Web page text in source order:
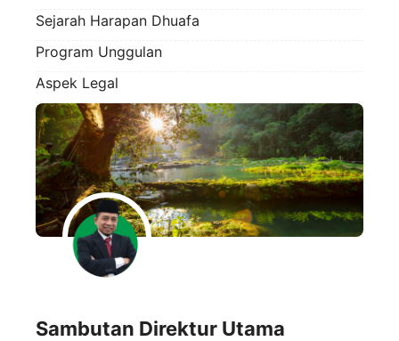
Sejarah Harapan Dhuafa
Program Unggulan
Aspek Legal
Sambutan Direktur Utama